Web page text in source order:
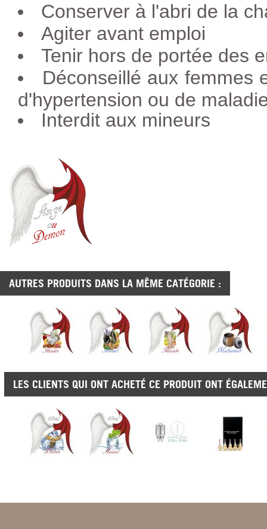
Conserver à l'abri de la
Agiter avant emploi
Tenir hors de portée des
Déconseillé aux femmes
d'hypertension ou de
Interdit aux mineurs
AUTRES PRODUITS DANS LA MÊME CATÉGORIE :
LES CLIENTS QUI ONT ACHETÉ CE PRODUIT ONT